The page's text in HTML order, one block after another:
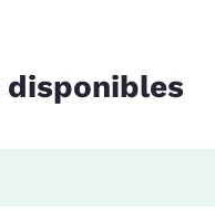
disponibles